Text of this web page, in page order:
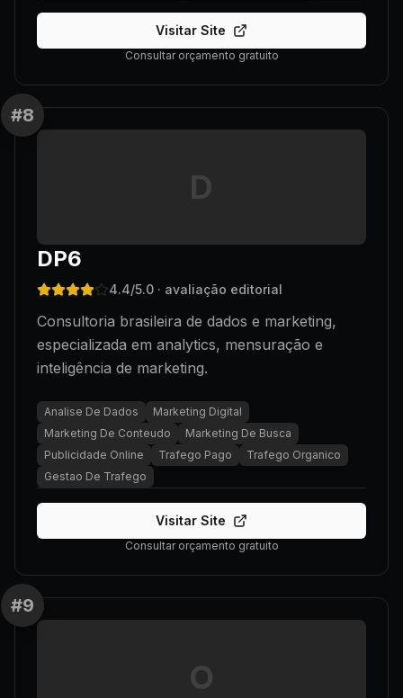
Visitar Site
Consultar orçamento gratuito
#8
D
DP6
4.4/5.0 · avaliação editorial
Consultoria brasileira de dados e marketing,
especializada em analytics, mensuração e
inteligência de marketing.
Analise De Dados
Marketing Digital
Marketing De Conteudo
Marketing De Busca
Publicidade Online
Trafego Pago
Trafego Organico
Gestao De Trafego
Visitar Site
Consultar orçamento gratuito
#9
O